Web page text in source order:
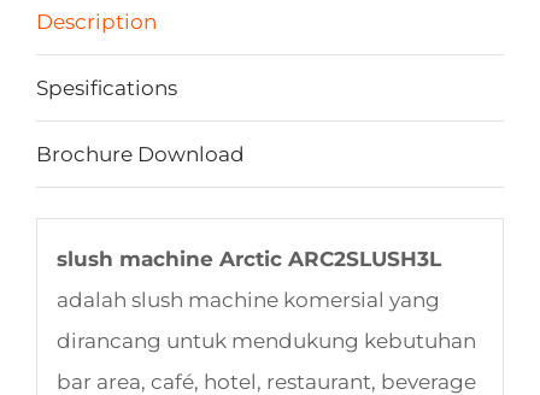
Description
Spesifications
Brochure Download
slush machine Arctic ARC2SLUSH3L
adalah slush machine komersial yang
dirancang untuk mendukung kebutuhan
bar area, café, hotel, restaurant, beverage